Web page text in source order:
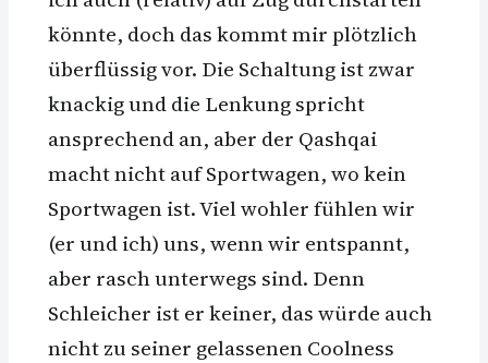
könnte, doch das kommt mir plötzlich
überflüssig vor. Die Schaltung ist zwar
knackig und die Lenkung spricht
ansprechend an, aber der Qashqai
macht nicht auf Sportwagen, wo kein
Sportwagen ist. Viel wohler fühlen wir
(er und ich) uns, wenn wir entspannt,
aber rasch unterwegs sind. Denn
Schleicher ist er keiner, das würde auch
nicht zu seiner gelassenen Coolness